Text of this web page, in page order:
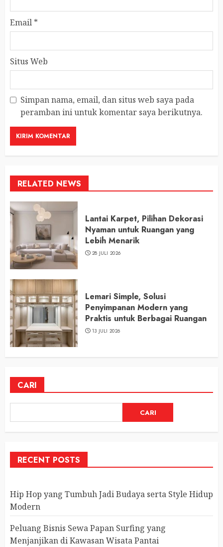
Email *
Situs Web
Simpan nama, email, dan situs web saya pada
peramban ini untuk komentar saya berikutnya.
RELATED NEWS
Lantai Karpet, Pilihan Dekorasi
Nyaman untuk Ruangan yang
Lebih Menarik
28 JULI 2026
Lemari Simple, Solusi
Penyimpanan Modern yang
Praktis untuk Berbagai Ruangan
13 JULI 2026
CARI
CARI
RECENT POSTS
Hip Hop yang Tumbuh Jadi Budaya serta Style Hidup
Modern
Peluang Bisnis Sewa Papan Surfing yang
Menjanjikan di Kawasan Wisata Pantai